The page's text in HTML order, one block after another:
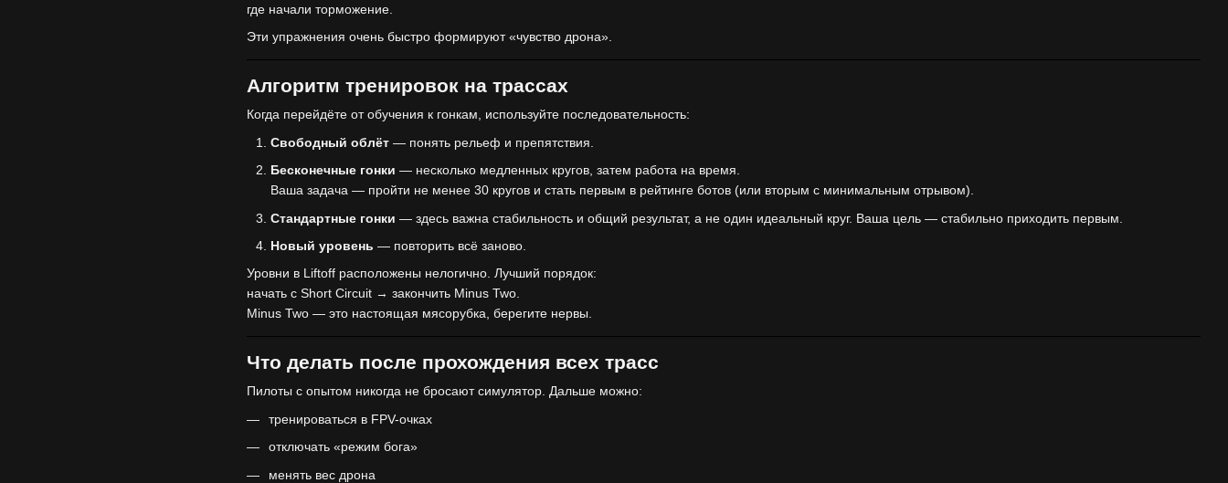
где начали торможение.
Эти упражнения очень быстро формируют «чувство дрона».
Алгоритм тренировок на трассах
Когда перейдёте от обучения к гонкам, используйте последовательность:
Свободный облёт — понять рельеф и препятствия.
Бесконечные гонки — несколько медленных кругов, затем работа на время.
Ваша задача — пройти не менее 30 кругов и стать первым в рейтинге ботов (или вторым с минимальным отрывом).
Стандартные гонки — здесь важна стабильность и общий результат, а не один идеальный круг. Ваша цель — стабильно приходить первым.
Новый уровень — повторить всё заново.
Уровни в Liftoff расположены нелогично. Лучший порядок:
начать с Short Circuit → закончить Minus Two.
Minus Two — это настоящая мясорубка, берегите нервы.
Что делать после прохождения всех трасс
Пилоты с опытом никогда не бросают симулятор. Дальше можно:
тренироваться в FPV-очках
отключать «режим бога»
менять вес дрона